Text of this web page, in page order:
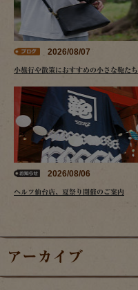
2026/08/07
小旅行や散策におすすめの小さな鞄たち
2026/08/06
ヘルツ仙台店、夏祭り開催のご案内
アーカイブ